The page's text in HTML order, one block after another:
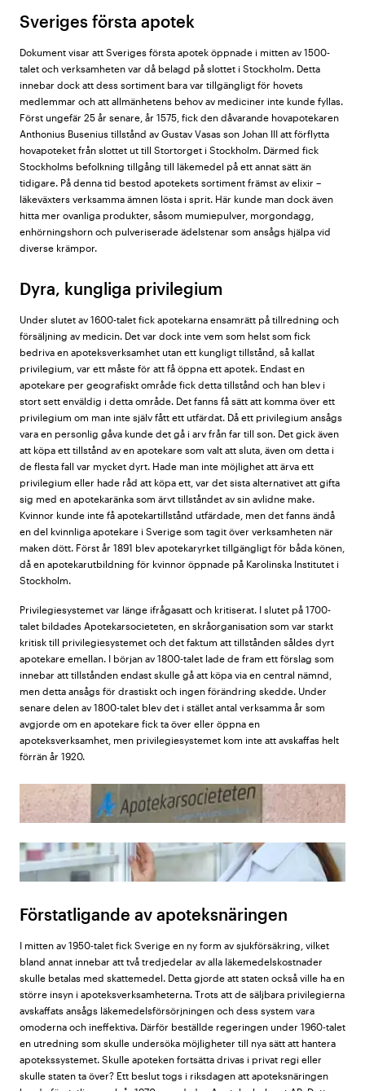
Sveriges första apotek
Dokument visar att Sveriges första apotek öppnade i mitten av 1500-
talet och verksamheten var då belagd på slottet i Stockholm. Detta
innebar dock att dess sortiment bara var tillgängligt för hovets
medlemmar och att allmänhetens behov av mediciner inte kunde fyllas.
Först ungefär 25 år senare, år 1575, fick den dåvarande hovapotekaren
Anthonius Busenius tillstånd av Gustav Vasas son Johan III att förflytta
hovapoteket från slottet ut till Stortorget i Stockholm. Därmed fick
Stockholms befolkning tillgång till läkemedel på ett annat sätt än
tidigare. På denna tid bestod apotekets sortiment främst av elixir –
läkeväxters verksamma ämnen lösta i sprit. Här kunde man dock även
hitta mer ovanliga produkter, såsom mumiepulver, morgondagg,
enhörningshorn och pulveriserade ädelstenar som ansågs hjälpa vid
diverse krämpor.
Dyra, kungliga privilegium
Under slutet av 1600-talet fick apotekarna ensamrätt på tillredning och
försäljning av medicin. Det var dock inte vem som helst som fick
bedriva en apoteksverksamhet utan ett kungligt tillstånd, så kallat
privilegium, var ett måste för att få öppna ett apotek. Endast en
apotekare per geografiskt område fick detta tillstånd och han blev i
stort sett enväldig i detta område. Det fanns få sätt att komma över ett
privilegium om man inte själv fått ett utfärdat. Då ett privilegium ansågs
vara en personlig gåva kunde det gå i arv från far till son. Det gick även
att köpa ett tillstånd av en apotekare som valt att sluta, även om detta i
de flesta fall var mycket dyrt. Hade man inte möjlighet att ärva ett
privilegium eller hade råd att köpa ett, var det sista alternativet att gifta
sig med en apotekaränka som ärvt tillståndet av sin avlidne make.
Kvinnor kunde inte få apotekartillstånd utfärdade, men det fanns ändå
en del kvinnliga apotekare i Sverige som tagit över verksamheten när
maken dött. Först år 1891 blev apotekaryrket tillgängligt för båda könen,
då en apotekarutbildning för kvinnor öppnade på Karolinska Institutet i
Stockholm.
Privilegiesystemet var länge ifrågasatt och kritiserat. I slutet på 1700-
talet bildades Apotekarsocieteten, en skråorganisation som var starkt
kritisk till privilegiesystemet och det faktum att tillstånden såldes dyrt
apotekare emellan. I början av 1800-talet lade de fram ett förslag som
innebar att tillstånden endast skulle gå att köpa via en central nämnd,
men detta ansågs för drastiskt och ingen förändring skedde. Under
senare delen av 1800-talet blev det i stället antal verksamma år som
avgjorde om en apotekare fick ta över eller öppna en
apoteksverksamhet, men privilegiesystemet kom inte att avskaffas helt
förrän år 1920.
Förstatligande av apoteksnäringen
I mitten av 1950-talet fick Sverige en ny form av sjukförsäkring, vilket
bland annat innebar att två tredjedelar av alla läkemedelskostnader
skulle betalas med skattemedel. Detta gjorde att staten också ville ha en
större insyn i apoteksverksamheterna. Trots att de säljbara privilegierna
avskaffats ansågs läkemedelsförsörjningen och dess system vara
omoderna och ineffektiva. Därför beställde regeringen under 1960-talet
en utredning som skulle undersöka möjligheter till nya sätt att hantera
apotekssystemet. Skulle apoteken fortsätta drivas i privat regi eller
skulle staten ta över? Ett beslut togs i riksdagen att apoteksnäringen